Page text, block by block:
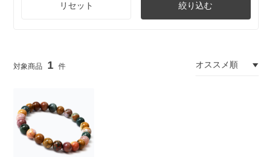
リセット 絞り込む
1